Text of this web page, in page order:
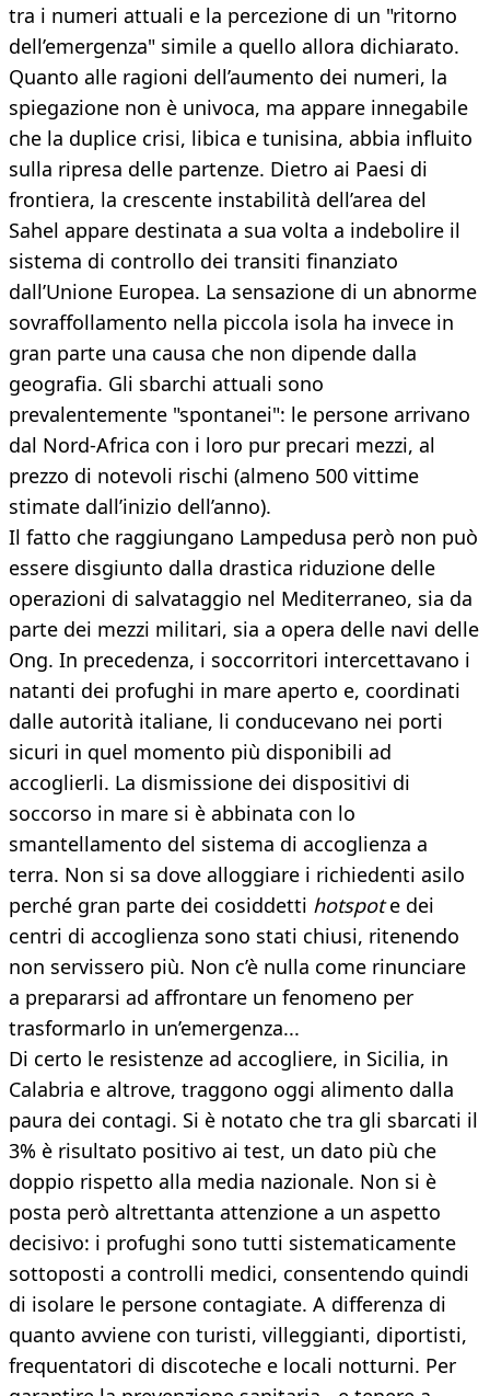
tra i numeri attuali e la percezione di un "ritorno
dell’emergenza" simile a quello allora dichiarato.
Quanto alle ragioni dell’aumento dei numeri, la
spiegazione non è univoca, ma appare innegabile
che la duplice crisi, libica e tunisina, abbia influito
sulla ripresa delle partenze. Dietro ai Paesi di
frontiera, la crescente instabilità dell’area del
Sahel appare destinata a sua volta a indebolire il
sistema di controllo dei transiti finanziato
dall’Unione Europea. La sensazione di un abnorme
sovraffollamento nella piccola isola ha invece in
gran parte una causa che non dipende dalla
geografia. Gli sbarchi attuali sono
prevalentemente "spontanei": le persone arrivano
dal Nord-Africa con i loro pur precari mezzi, al
prezzo di notevoli rischi (almeno 500 vittime
stimate dall’inizio dell’anno).
Il fatto che raggiungano Lampedusa però non può
essere disgiunto dalla drastica riduzione delle
operazioni di salvataggio nel Mediterraneo, sia da
parte dei mezzi militari, sia a opera delle navi delle
Ong. In precedenza, i soccorritori intercettavano i
natanti dei profughi in mare aperto e, coordinati
dalle autorità italiane, li conducevano nei porti
sicuri in quel momento più disponibili ad
accoglierli. La dismissione dei dispositivi di
soccorso in mare si è abbinata con lo
smantellamento del sistema di accoglienza a
terra. Non si sa dove alloggiare i richiedenti asilo
perché gran parte dei cosiddetti hotspote dei
centri di accoglienza sono stati chiusi, ritenendo
non servissero più. Non c’è nulla come rinunciare
a prepararsi ad affrontare un fenomeno per
trasformarlo in un’emergenza...
Di certo le resistenze ad accogliere, in Sicilia, in
Calabria e altrove, traggono oggi alimento dalla
paura dei contagi. Si è notato che tra gli sbarcati il
3% è risultato positivo ai test, un dato più che
doppio rispetto alla media nazionale. Non si è
posta però altrettanta attenzione a un aspetto
decisivo: i profughi sono tutti sistematicamente
sottoposti a controlli medici, consentendo quindi
di isolare le persone contagiate. A differenza di
quanto avviene con turisti, villeggianti, diportisti,
frequentatori di discoteche e locali notturni. Per